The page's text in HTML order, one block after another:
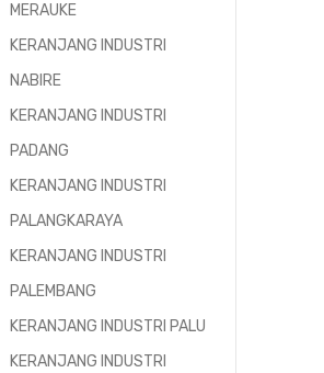
MERAUKE
KERANJANG INDUSTRI
NABIRE
KERANJANG INDUSTRI
PADANG
KERANJANG INDUSTRI
PALANGKARAYA
KERANJANG INDUSTRI
PALEMBANG
KERANJANG INDUSTRI PALU
KERANJANG INDUSTRI